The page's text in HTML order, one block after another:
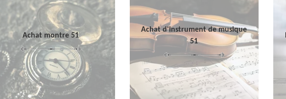
Achat montre 51
Achat d'instrument de musique
51